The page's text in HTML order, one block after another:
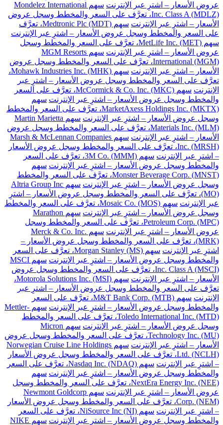
عروض الأسعار – اشترِ عبر الإنترنت
سهم Mondelez International
Inc. Class A (MDLZ)، تعرَّف على السعر والمخطط وسجل عروض
الأسعار – اشترِ عبر الإنترنت
سهم Medtronic Plc (MDT)، تعرَّف
على السعر والمخطط وسجل عروض الأسعار – اشترِ عبر الإنترنت
سهم MetLife Inc. (MET)، تعرَّف على السعر والمخطط وسجل
عروض الأسعار – اشترِ عبر الإنترنت
سهم MGM Resorts
International (MGM)، تعرَّف على السعر والمخطط وسجل عروض
الأسعار – اشترِ عبر الإنترنت
سهم Mohawk Industries Inc. (MHK)،
تعرَّف على السعر والمخطط وسجل عروض الأسعار – اشترِ عبر
الإنترنت
سهم McCormick & Co. Inc. (MKC)، تعرَّف على السعر
والمخطط وسجل عروض الأسعار – اشترِ عبر الإنترنت سهم
MarketAxess Holdings Inc. (MKTX)، تعرَّف على السعر والمخطط
وسجل عروض الأسعار – اشترِ عبر الإنترنت
سهم Martin Marietta
Materials Inc. (MLM)، تعرَّف على السعر والمخطط وسجل عروض
الأسعار – اشترِ عبر الإنترنت
سهم Marsh & McLennan Companies
Inc. (MRSH)، تعرَّف على السعر والمخطط وسجل عروض الأسعار
– اشترِ عبر الإنترنت
سهم 3M Co. (MMM)، تعرَّف على السعر
والمخطط وسجل عروض الأسعار – اشترِ عبر الإنترنت سهم
Monster Beverage Corp. (MNST)، تعرَّف على السعر والمخطط
وسجل عروض الأسعار – اشترِ عبر الإنترنت
سهم Altria Group Inc
(MO)، تعرَّف على السعر والمخطط وسجل عروض الأسعار – اشترِ
عبر الإنترنت
سهم Mosaic Co. (MOS)، تعرَّف على السعر والمخطط
وسجل عروض الأسعار – اشترِ عبر الإنترنت
سهم Marathon
Petroleum Corp. (MPC)، تعرَّف على السعر والمخطط وسجل
عروض الأسعار – اشترِ عبر الإنترنت
سهم Merck & Co. Inc.
(MRK)، تعرَّف على السعر والمخطط وسجل عروض الأسعار –
اشترِ عبر الإنترنت
سهم Morgan Stanley (MS)، تعرَّف على السعر
والمخطط وسجل عروض الأسعار – اشترِ عبر الإنترنت
سهم MSCI
Inc. Class A (MSCI)، تعرَّف على السعر والمخطط وسجل عروض
الأسعار – اشترِ عبر الإنترنت
سهم Motorola Solutions Inc. (MSI)،
تعرَّف على السعر والمخطط وسجل عروض الأسعار – اشترِ عبر
الإنترنت
سهم M&T Bank Corp. (MTB)، تعرَّف على السعر
والمخطط وسجل عروض الأسعار – اشترِ عبر الإنترنت
سهم Mettler-
Toledo International Inc. (MTD)، تعرَّف على السعر والمخطط
وسجل عروض الأسعار – اشترِ عبر الإنترنت
سهم Micron
Technology Inc. (MU)، تعرَّف على السعر والمخطط وسجل عروض
الأسعار – اشترِ عبر الإنترنت
سهم Norwegian Cruise Line Holdings
Ltd. (NCLH)، تعرَّف على السعر والمخطط وسجل عروض الأسعار
– اشترِ عبر الإنترنت
سهم Nasdaq Inc. (NDAQ)، تعرَّف على السعر
والمخطط وسجل عروض الأسعار – اشترِ عبر الإنترنت سهم
NextEra Energy Inc. (NEE)، تعرَّف على السعر والمخطط وسجل
عروض الأسعار – اشترِ عبر الإنترنت
سهم Newmont Goldcorp
Corp. (NEM)، تعرَّف على السعر والمخطط وسجل عروض الأسعار
– اشترِ عبر الإنترنت
سهم NiSource Inc (NI)، تعرَّف على السعر
والمخطط وسجل عروض الأسعار – اشترِ عبر الإنترنت
سهم NIKE